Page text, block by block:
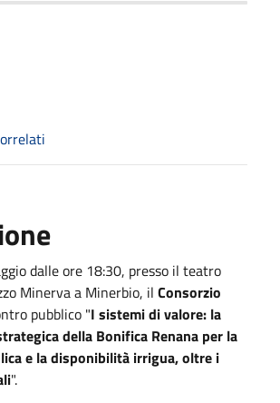
dalle ore 18:30, presso il teatro
Minerva a Minerbio, il Consorzio
pubblico "I sistemi di valore: la
della Bonifica Renana per la
e la disponibilità irrigua, oltre i
".